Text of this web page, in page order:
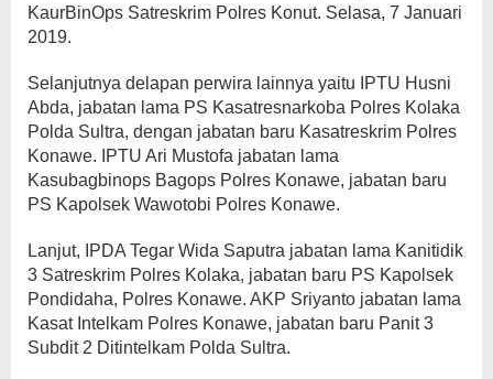
KaurBinOps Satreskrim Polres Konut. Selasa, 7 Januari
2019.
Selanjutnya delapan perwira lainnya yaitu IPTU Husni
Abda, jabatan lama PS Kasatresnarkoba Polres Kolaka
Polda Sultra, dengan jabatan baru Kasatreskrim Polres
Konawe. IPTU Ari Mustofa jabatan lama
Kasubagbinops Bagops Polres Konawe, jabatan baru
PS Kapolsek Wawotobi Polres Konawe.
Lanjut, IPDA Tegar Wida Saputra jabatan lama Kanitidik
3 Satreskrim Polres Kolaka, jabatan baru PS Kapolsek
Pondidaha, Polres Konawe. AKP Sriyanto jabatan lama
Kasat Intelkam Polres Konawe, jabatan baru Panit 3
Subdit 2 Ditintelkam Polda Sultra.